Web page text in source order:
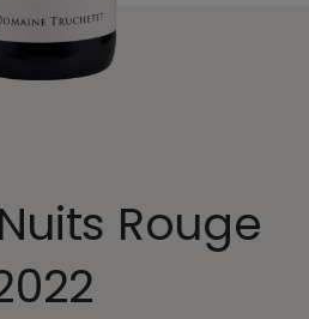
Rouge